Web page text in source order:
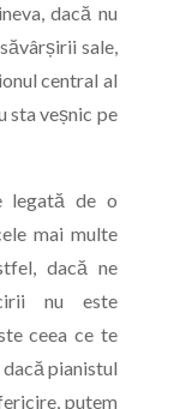
dacă nu
sale,
central al
sta veșnic pe
legată de o
mai multe
dacă ne
nu este
ceea ce te
pianistul
putem